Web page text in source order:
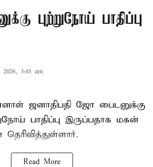
புற்றுநோய் பாதிப்பு
3:45 am
ஜனாதிபதி ஜோ பைடனுக்கு
பாதிப்பு இருப்பதாக மகன்
Read More